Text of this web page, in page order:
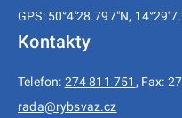
GPS: 50°4'28.797"N,
Kontakty
Telefon: 274 811 751 , Fax:
rada@rybsvaz.cz